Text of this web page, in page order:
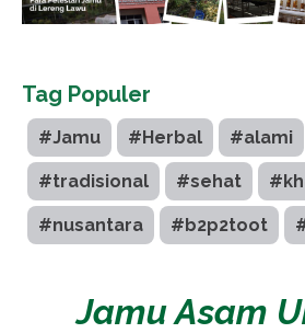
Tag Populer
#Jamu #Herbal #alami
#tradisional #sehat
#nusantara #b2p2toot
Jamu Asam